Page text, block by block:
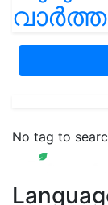
No tag to